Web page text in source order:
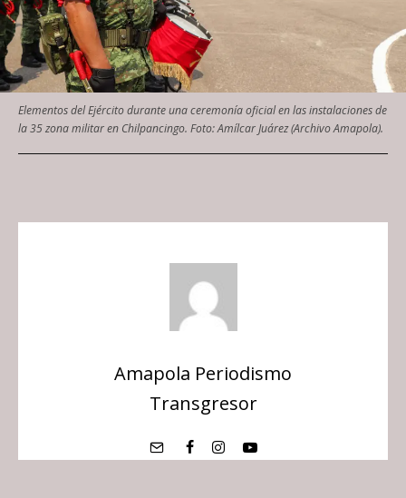
Elementos del Ejército durante una ceremonía oficial en las instalaciones de
la 35 zona militar en Chilpancingo. Foto: Amílcar Juárez (Archivo Amapola).
Amapola Periodismo
Transgresor